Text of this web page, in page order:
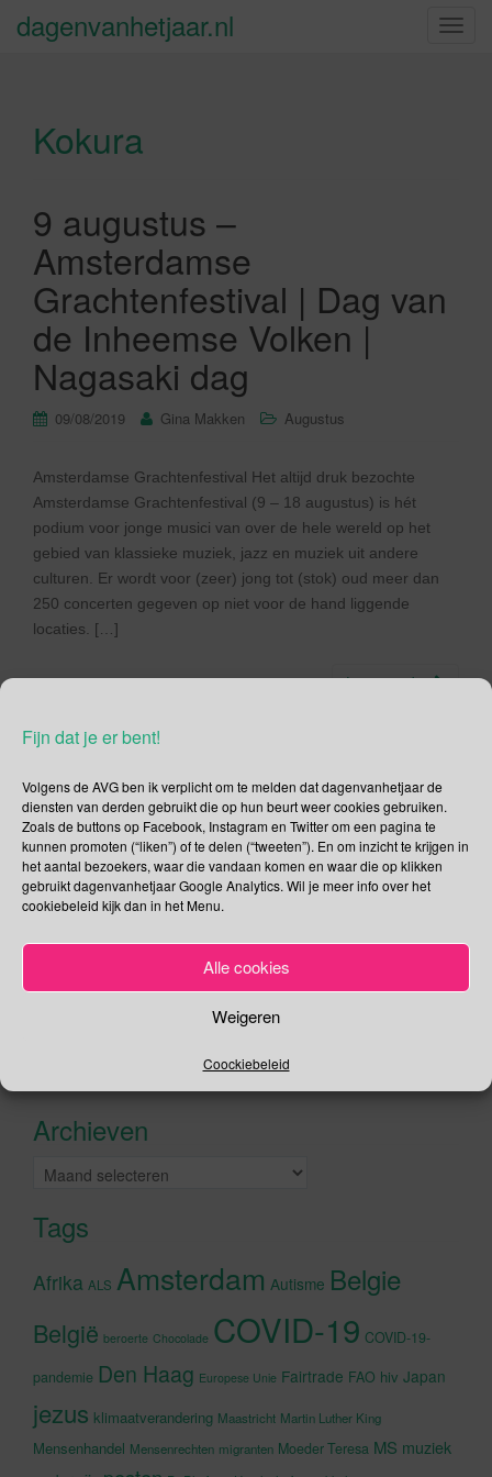
Fijn dat je er bent!
Volgens de AVG ben ik verplicht om te melden dat dagenvanhetjaar de
diensten van derden gebruikt die op hun beurt weer cookies gebruiken.
Zoals de buttons op Facebook, Instagram en Twitter om een pagina te
kunnen promoten (“liken”) of te delen (“tweeten”). En om inzicht te krijgen in
het aantal bezoekers, waar die vandaan komen en waar die op klikken
gebruikt dagenvanhetjaar Google Analytics. Wil je meer info over het
cookiebeleid kijk dan in het Menu.
Alle cookies
Weigeren
Coockiebeleid
S
dagenvanhetjaar.nl
Kokura
9 augustus –
Amsterdamse
Grachtenfestival | Dag van
de Inheemse Volken |
Nagasaki dag
09/08/2019 Gina Makken Augustus
Amsterdamse Grachtenfestival Het altijd druk bezochte
Amsterdamse Grachtenfestival (9 – 18 augustus) is hét
podium voor jonge musici van over de hele wereld op het
gebied van klassieke muziek, jazz en muziek uit andere
culturen. Er wordt voor (zeer) jong tot (stok) oud meer dan
250 concerten gegeven op niet voor de hand liggende
locaties. […]
Lees verder
Social Media
Je kunt me volgen op
Recente tweetsKlik om marketing cookies te
Archieven
Archieven
Tags
Afrika ALS Amsterdam Autisme Belgie
België beroerte Chocolade COVID-19 COVID-19-
pandemie Den Haag Europese Unie Fairtrade FAO hiv Japan
jezus klimaatverandering Maastricht Martin Luther King
Mensenhandel Mensenrechten migranten Moeder Teresa MS muziek